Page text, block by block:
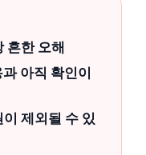
흔한 오해
아직 확인이
제외될 수 있